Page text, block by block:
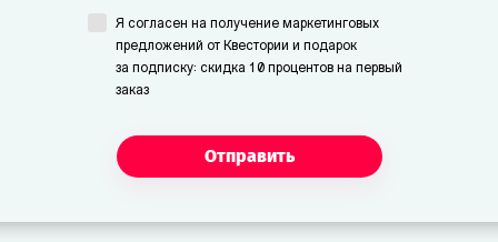
Я согласен на получение маркетинговых
предложений от Квестории и подарок
за подписку: скидка 10 процентов на первый
заказ
Отправить